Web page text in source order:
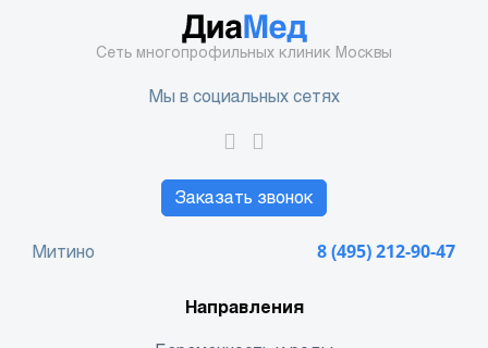
Сеть многопрофильных клиник Москвы
Мы в социальных сетях
Заказать звонок
8 (495) 212-90-47
Митино
Направления